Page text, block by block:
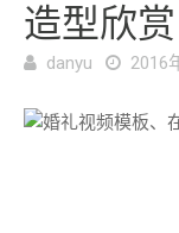
造型欣赏
danyu 2016